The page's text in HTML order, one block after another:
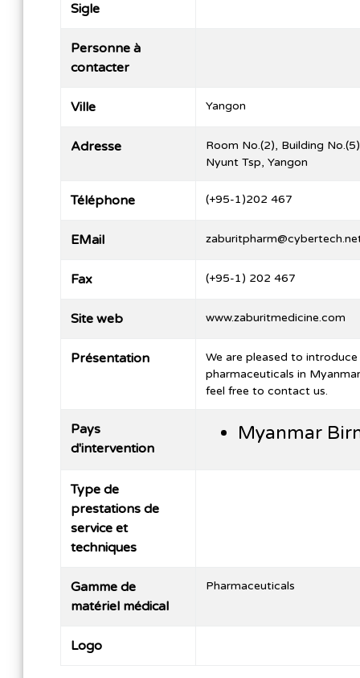
Sigle
Personne à
contacter
Ville Yangon
Adresse
Room No.(2), Building
Nyunt Tsp, Yangon
Téléphone (+95-1)202 467
EMail
Fax (+95-1) 202 467
Site web www.zaburitmedicine.com
Présentation
We are pleased to
pharmaceuticals in
feel free to contact us.
Pays
d'intervention
Myanmar
Type de
prestations de
service et
techniques
Gamme de
matériel médical
Pharmaceuticals
Logo